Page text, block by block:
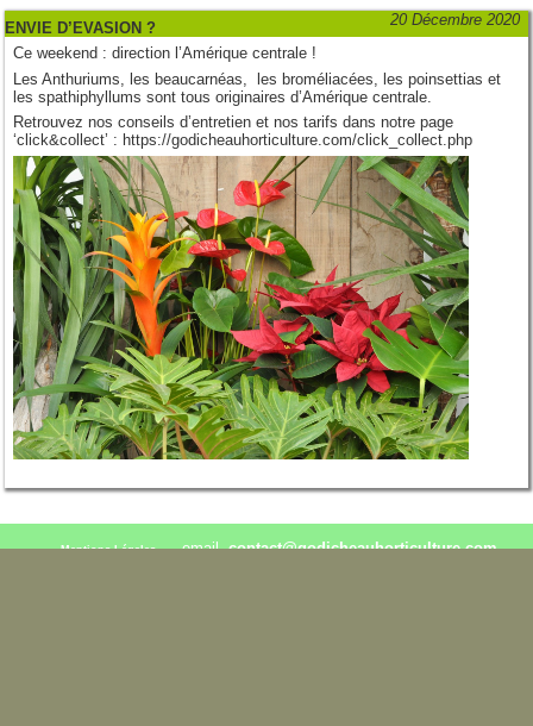
20 Décembre 2020
ENVIE D’EVASION ?
Ce weekend : direction l’Amérique centrale !
Les Anthuriums, les beaucarnéas, les broméliacées, les poinsettias et
les spathiphyllums sont tous originaires d’Amérique centrale.
Retrouvez nos conseils d’entretien et nos tarifs dans notre page
‘click&collect’ : https://godicheauhorticulture.com/click_collect.php
Mentions Légales email.contact@godicheauhorticulture.com